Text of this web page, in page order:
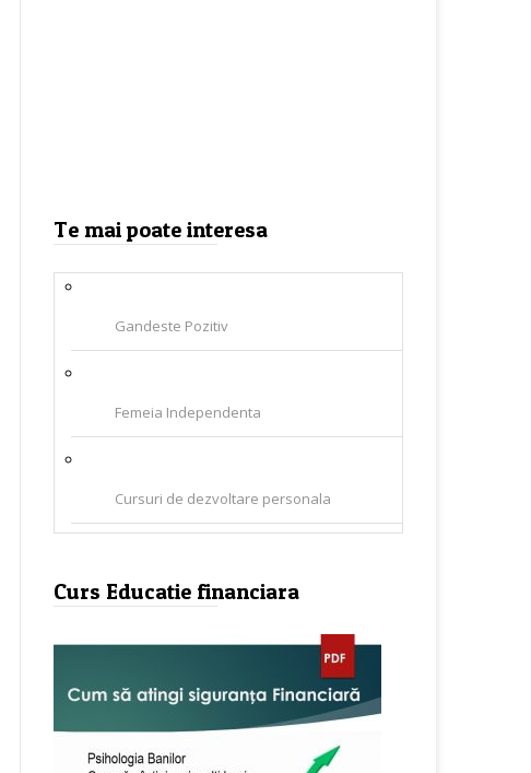
Te mai poate interesa
Gandeste Pozitiv
Femeia Independenta
Cursuri de dezvoltare personala
Curs Educatie financiara